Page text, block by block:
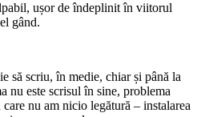
ușor de îndeplinit în viitorul
gând.
să scriu, în medie, chiar și până la
nu este scrisul în sine, problema
nu am nicio legătură – instalarea